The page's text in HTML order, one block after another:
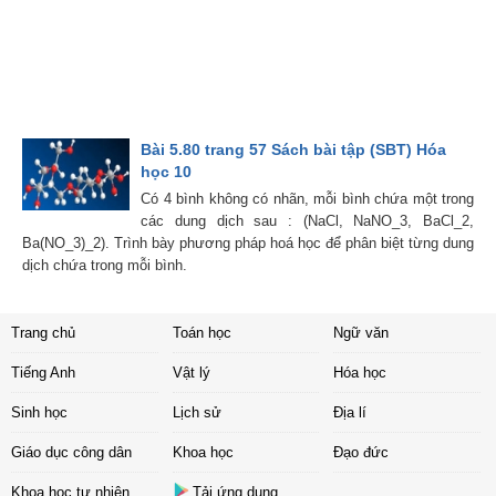
Bài 5.80 trang 57 Sách bài tập (SBT) Hóa
học 10
Có 4 bình không có nhãn, mỗi bình chứa một trong
các dung dịch sau : (NaCl, NaNO_3, BaCl_2,
Ba(NO_3)_2). Trình bày phương pháp hoá học để phân biệt từng dung
dịch chứa trong mỗi bình.
Trang chủ Toán học Ngữ văn
Tiếng Anh Vật lý Hóa học
Sinh học Lịch sử Địa lí
Giáo dục công dân Khoa học Đạo đức
Khoa học tự nhiên Tải ứng dụng